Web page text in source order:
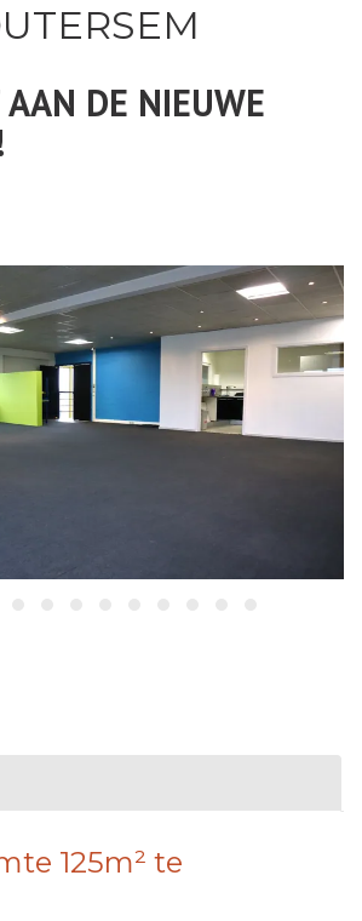
AAN DE NIEUWE
125m² te